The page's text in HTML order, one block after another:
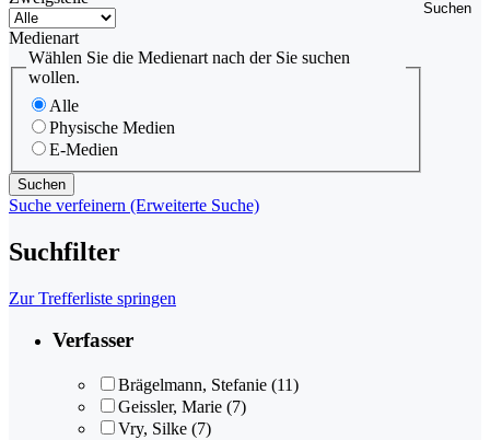
Medienart
Wählen Sie die Medienart nach der Sie suchen
wollen.
Alle
Physische Medien
E-Medien
Suche verfeinern (Erweiterte Suche)
Suchfilter
Zur Trefferliste springen
Verfasser
Brägelmann, Stefanie (11)
Geissler, Marie (7)
Vry, Silke (7)